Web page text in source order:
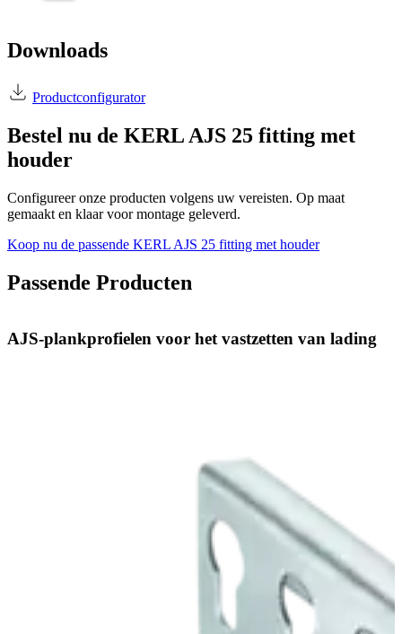
Downloads
Productconfigurator
Bestel nu de KERL AJS 25 fitting met
houder
Configureer onze producten volgens uw vereisten. Op maat
gemaakt en klaar voor montage geleverd.
Koop nu de passende KERL AJS 25 fitting met houder
Passende Producten
AJS-plankprofielen voor het vastzetten van lading